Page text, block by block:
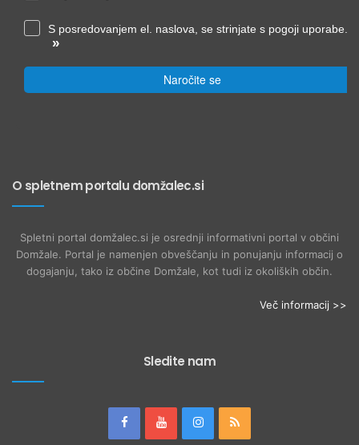
S posredovanjem el. naslova, se strinjate s pogoji uporabe.
»
Naročite se
O spletnem portalu domžalec.si
Spletni portal domžalec.si je osrednji informativni portal v občini
Domžale. Portal je namenjen obveščanju in ponujanju informacij o
dogajanju, tako iz občine Domžale, kot tudi iz okoliških občin.
Več informacij >>
Sledite nam